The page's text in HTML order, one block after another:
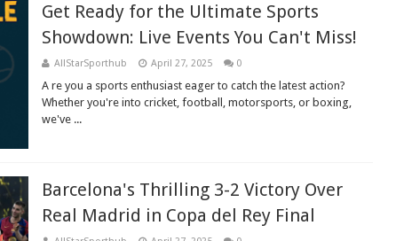
Get Ready for the Ultimate Sports
Showdown: Live Events You Can't Miss!
AllStarSporthub April 27, 2025 0
A re you a sports enthusiast eager to catch the latest action?
Whether you're into cricket, football, motorsports, or boxing,
we've ...
Barcelona's Thrilling 3-2 Victory Over
Real Madrid in Copa del Rey Final